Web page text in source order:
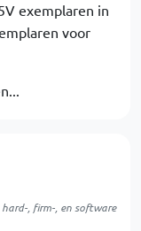
exemplaren in
voor
, firm-, en software